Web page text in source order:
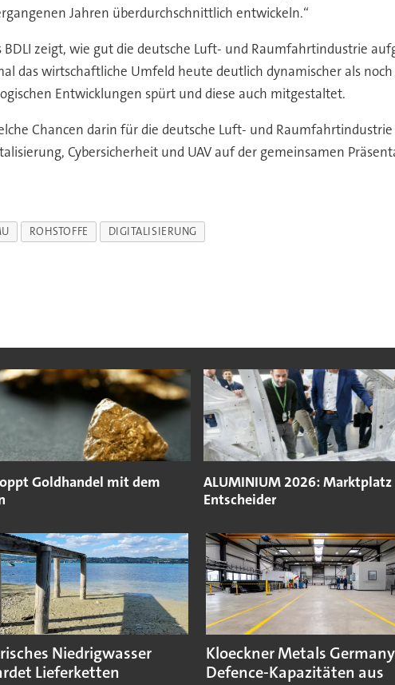
Jahren überdurchschnittlich entwickeln.“
BDLI zeigt, wie gut die deutsche Luft- und Raumfahrtindustrie
das wirtschaftliche Umfeld heute deutlich dynamischer als
Entwicklungen spürt und diese auch mitgestaltet.
Chancen darin für die deutsche Luft- und
Cybersicherheit und UAV auf der gemeinsamen
ROHSTOFFE DIGITALISIERUNG
Goldhandel mit dem
ALUMINIUM 2026:
Entscheider
Niedrigwasser
Lieferketten
Kloeckner Metals
Defence-Kapazitäten aus